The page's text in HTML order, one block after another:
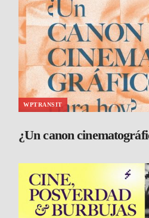
WPTRANSIT
¿Un canon